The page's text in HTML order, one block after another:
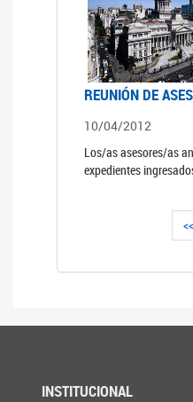
REUNIÓN DE
10/04/2012
Los/as asesores/as
expedientes
<<
INSTITUCIONAL